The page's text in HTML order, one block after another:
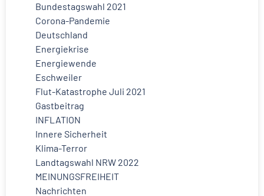
Bundestagswahl 2021
Corona-Pandemie
Deutschland
Energiekrise
Energiewende
Eschweiler
Flut-Katastrophe Juli 2021
Gastbeitrag
INFLATION
Innere Sicherheit
Klima-Terror
Landtagswahl NRW 2022
MEINUNGSFREIHEIT
Nachrichten